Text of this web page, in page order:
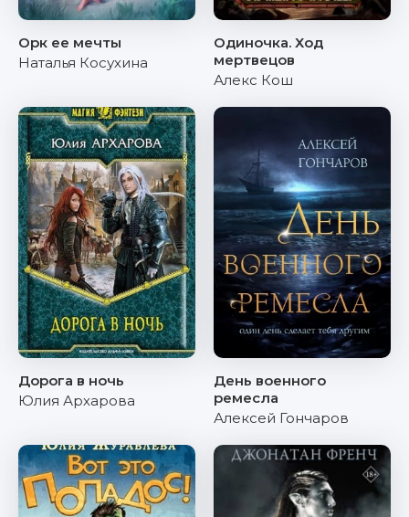
Орк ее мечты
Наталья Косухина
Одиночка. Ход
мертвецов
Алекс Кош
Дорога в ночь
Юлия Архарова
День военного
ремесла
Алексей Гончаров